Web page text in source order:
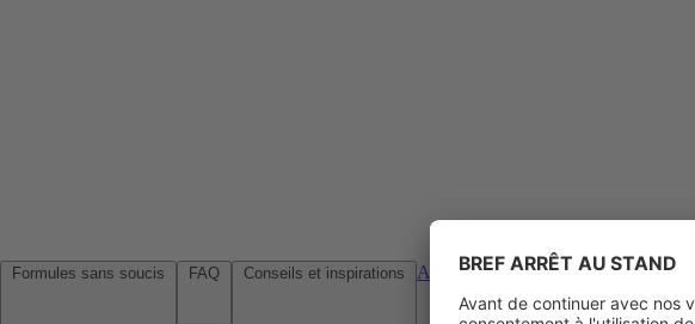
Agences de voyage près de chez vous